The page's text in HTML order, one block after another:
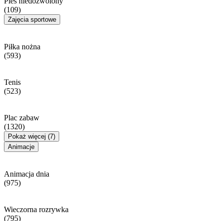
(109)
Zajęcia sportowe
Piłka nożna
(593)
Tenis
(523)
Plac zabaw
(1320)
Pokaż więcej (7)
Animacje
Animacja dnia
(975)
Wieczorna rozrywka
(795)